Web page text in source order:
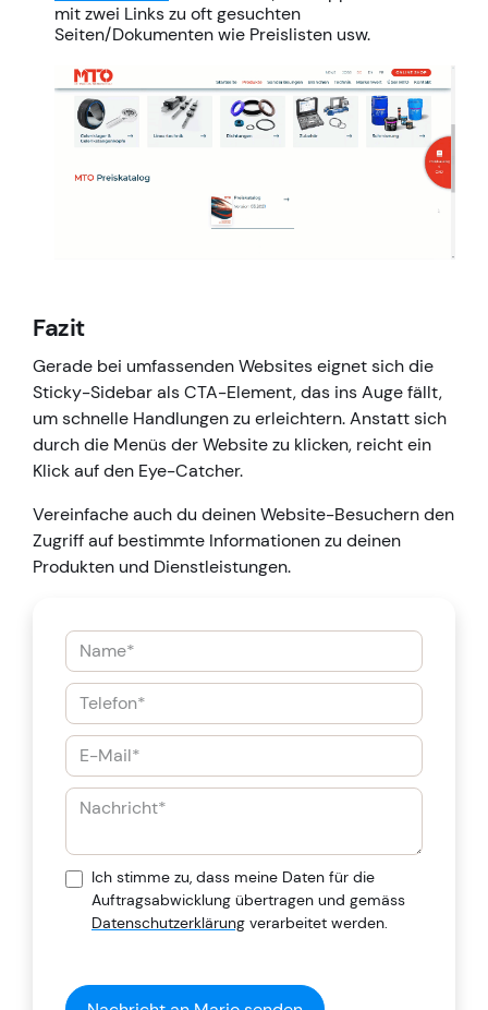
mit zwei Links zu oft gesuchten
Seiten/Dokumenten wie Preislisten usw.
Fazit
Gerade bei umfassenden Websites eignet sich die
Sticky-Sidebar als CTA-Element, das ins Auge fällt,
um schnelle Handlungen zu erleichtern. Anstatt sich
durch die Menüs der Website zu klicken, reicht ein
Klick auf den Eye-Catcher.
Vereinfache auch du deinen Website-Besuchern den
Zugriff auf bestimmte Informationen zu deinen
Produkten und Dienstleistungen.
Ich stimme zu, dass meine Daten für die
Auftragsabwicklung übertragen und gemäss
Datenschutzerklärung verarbeitet werden.